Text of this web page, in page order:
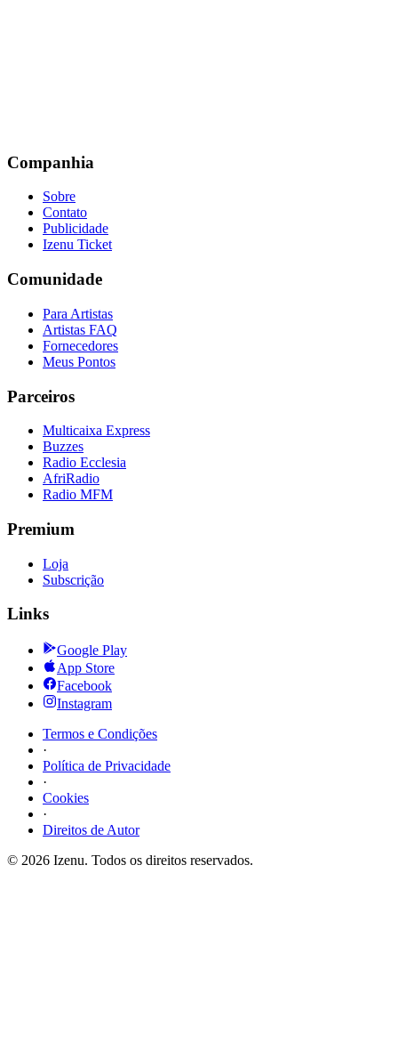
Companhia
Sobre
Contato
Publicidade
Izenu Ticket
Comunidade
Para Artistas
Artistas FAQ
Fornecedores
Meus Pontos
Parceiros
Multicaixa Express
Buzzes
Radio Ecclesia
AfriRadio
Radio MFM
Premium
Loja
Subscrição
Links
Google Play
App Store
Facebook
Instagram
Termos e Condições
·
Política de Privacidade
·
Cookies
·
Direitos de Autor
© 2026 Izenu. Todos os direitos reservados.